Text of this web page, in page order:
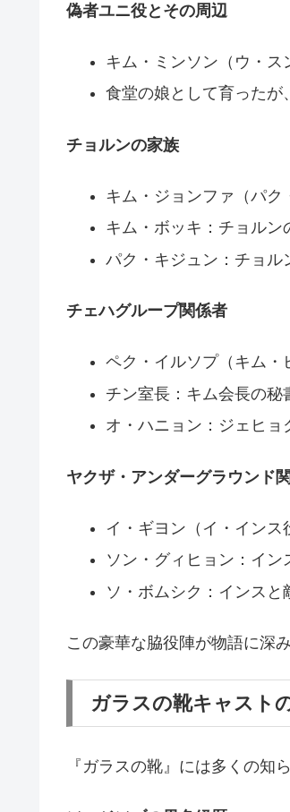
偽者ユニ役とその周辺
キム・ミンソン（ウ・
食堂の娘として育ったが
チョルンの家族
キム・ジョンファ（パ
キム・ボッキ：チョルン
パク・キジュン：チョル
チェハグループ関係者
ペク・イルソプ（キム・
チン室長：キム会長の秘
オ・ハニョン：ジェヒョ
ヤクザ・アンダーグラウンド
イ・ギヨン（イ・インス
ソン・グィヒョン：イン
ソ・ボムシク：インス
この豪華な脇役陣が物語に深
ガラスの靴キャスト
『ガラスの靴』には多くの知